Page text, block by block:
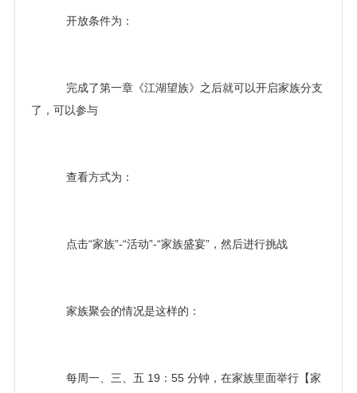
开放条件为：
完成了第一章《江湖望族》之后就可以开启家族分支
了，可以参与
查看方式为：
点击“家族”-“活动”-“家族盛宴”，然后进行挑战
家族聚会的情况是这样的：
每周一、三、五 19：55 分钟，在家族里面举行【家